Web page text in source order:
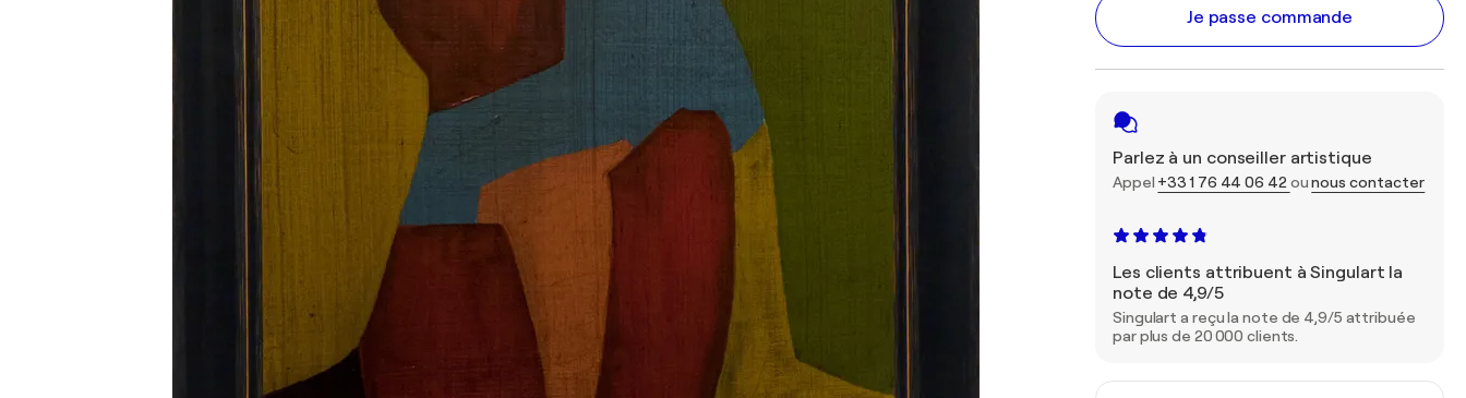
Je passe commande
Parlez à un conseiller artistique
Appel +33 1 76 44 06 42 ounous contacter
Les clients attribuent à Singulart la
note de 4,9/5
Singulart a reçu la note de 4,9/5 attribuée
par plus de 20 000 clients.